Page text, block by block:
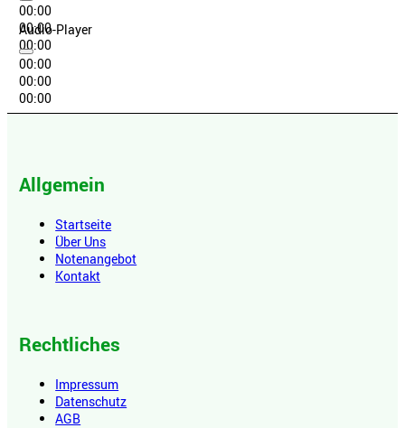
00:00
00:00
00:00
Audio-Player
00:00
00:00
00:00
Allgemein
Startseite
Über Uns
Notenangebot
Kontakt
Rechtliches
Impressum
Datenschutz
AGB